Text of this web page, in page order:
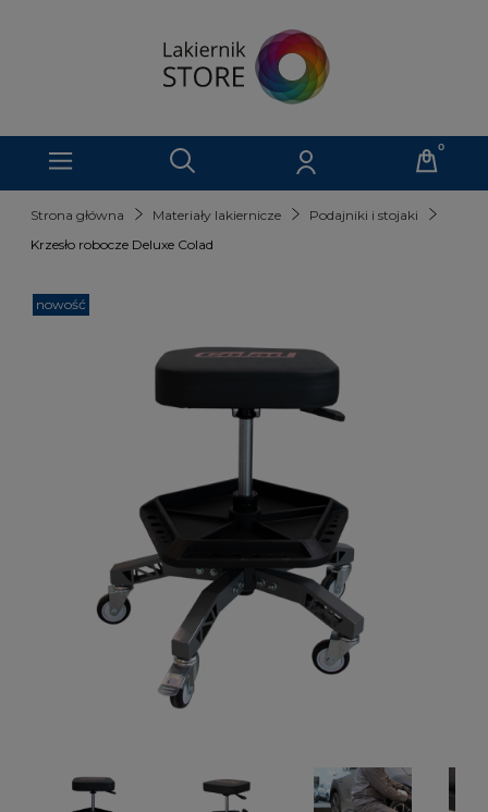
Strona główna Materiały lakiernicze
Podajniki i stojaki
Krzesło robocze Deluxe Colad
nowość